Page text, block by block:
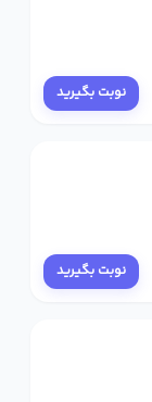
نوبت بگیرید
نوبت بگیرید